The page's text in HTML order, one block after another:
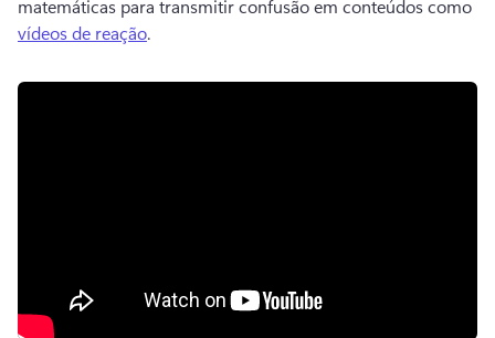
matemáticas para transmitir confusão em conteúdos como
vídeos de reação.